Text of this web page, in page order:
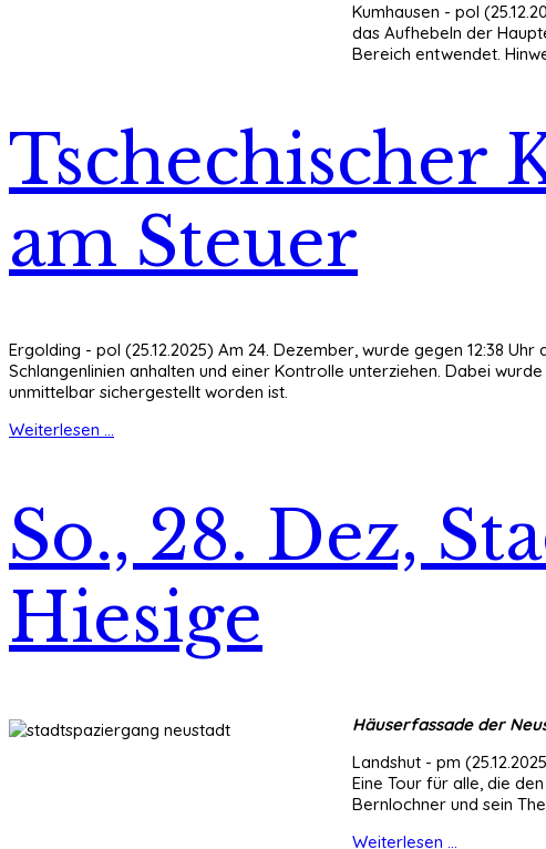
Kumhausen - pol
das Aufhebeln der
Bereich entwendet.
Tschechischer
am Steuer
Ergolding - pol (25.12.2025) Am 24. Dezember, wurde gegen 12:38
Schlangenlinien anhalten und einer Kontrolle unterziehen. Dabei
unmittelbar sichergestellt worden ist.
Weiterlesen ...
So., 28. Dez,
Hiesige
Häuserfassade der
Landshut - pm
Eine Tour für alle, die
Bernlochner und sein
Weiterlesen ...